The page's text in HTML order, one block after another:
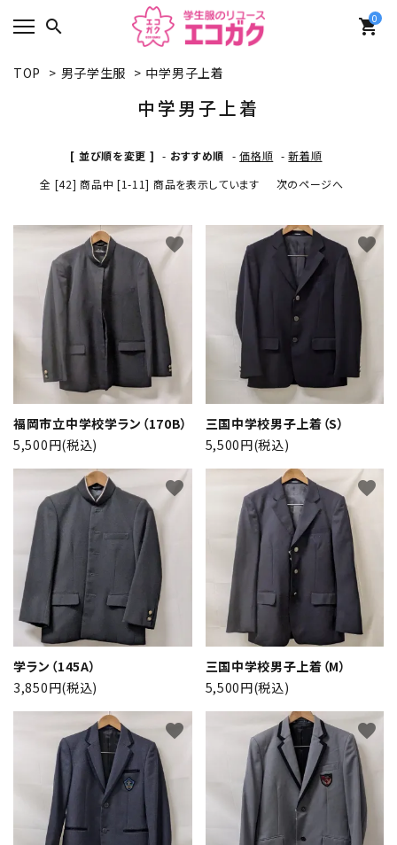
search 0
shopping_cart
TOP > 男子学生服 > 中学男子上着
中学男子上着
[ 並び順を変更 ] - おすすめ順 -価格順 -新着順
全 [42] 商品中 [1-11] 商品を表示しています
次のページへ
福岡市立中学校学ラン（170B）
5,500円(税込)
favorite
三国中学校男子上着（S）
5,500円(税込)
favorite
学ラン（145A）
3,850円(税込)
favorite
三国中学校男子上着（M）
5,500円(税込)
favorite
favorite favorite